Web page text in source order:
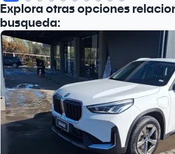
Explora otras opciones
busqueda: